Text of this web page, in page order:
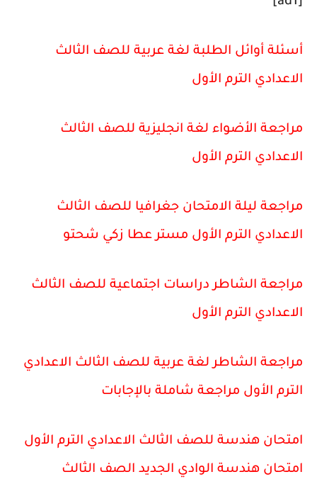
أسئلة أوائل الطلبة لغة عربية للصف الثالث
الاعدادي الترم الأول
مراجعة الأضواء لغة انجليزية للصف الثالث
الاعدادي الترم الأول
مراجعة ليلة الامتحان جغرافيا للصف الثالث
الاعدادي الترم الأول مستر عطا زكي شحتو
مراجعة الشاطر دراسات اجتماعية للصف الثالث
الاعدادي الترم الأول
مراجعة الشاطر لغة عربية للصف الثالث الاعدادي
الترم الأول مراجعة شاملة بالإجابات
امتحان هندسة للصف الثالث الاعدادي الترم الأول
امتحان هندسة الوادي الجديد الصف الثالث